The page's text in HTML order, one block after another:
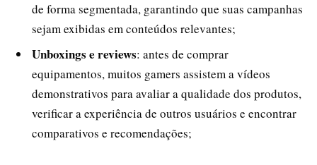
de forma segmentada, garantindo que suas campanhas
sejam exibidas em conteúdos relevantes;
Unboxings e reviews: antes de comprar
equipamentos, muitos gamers assistem a vídeos
demonstrativos para avaliar a qualidade dos produtos,
verificar a experiência de outros usuários e encontrar
comparativos e recomendações;